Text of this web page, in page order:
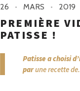
26 MARS 2019
PREMIÈRE
PATISSE !
Patisse a choisi
parune recette